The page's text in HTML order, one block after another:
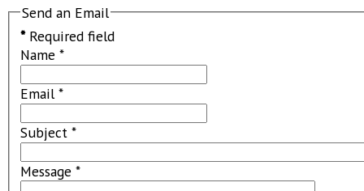
Send an Email
*Required field
Name *
Email*
Subject *
Message *